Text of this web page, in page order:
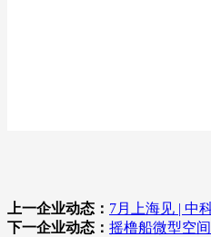
上一企业动态： 7月上海见 | 中
下一企业动态： 摇橹船微型空